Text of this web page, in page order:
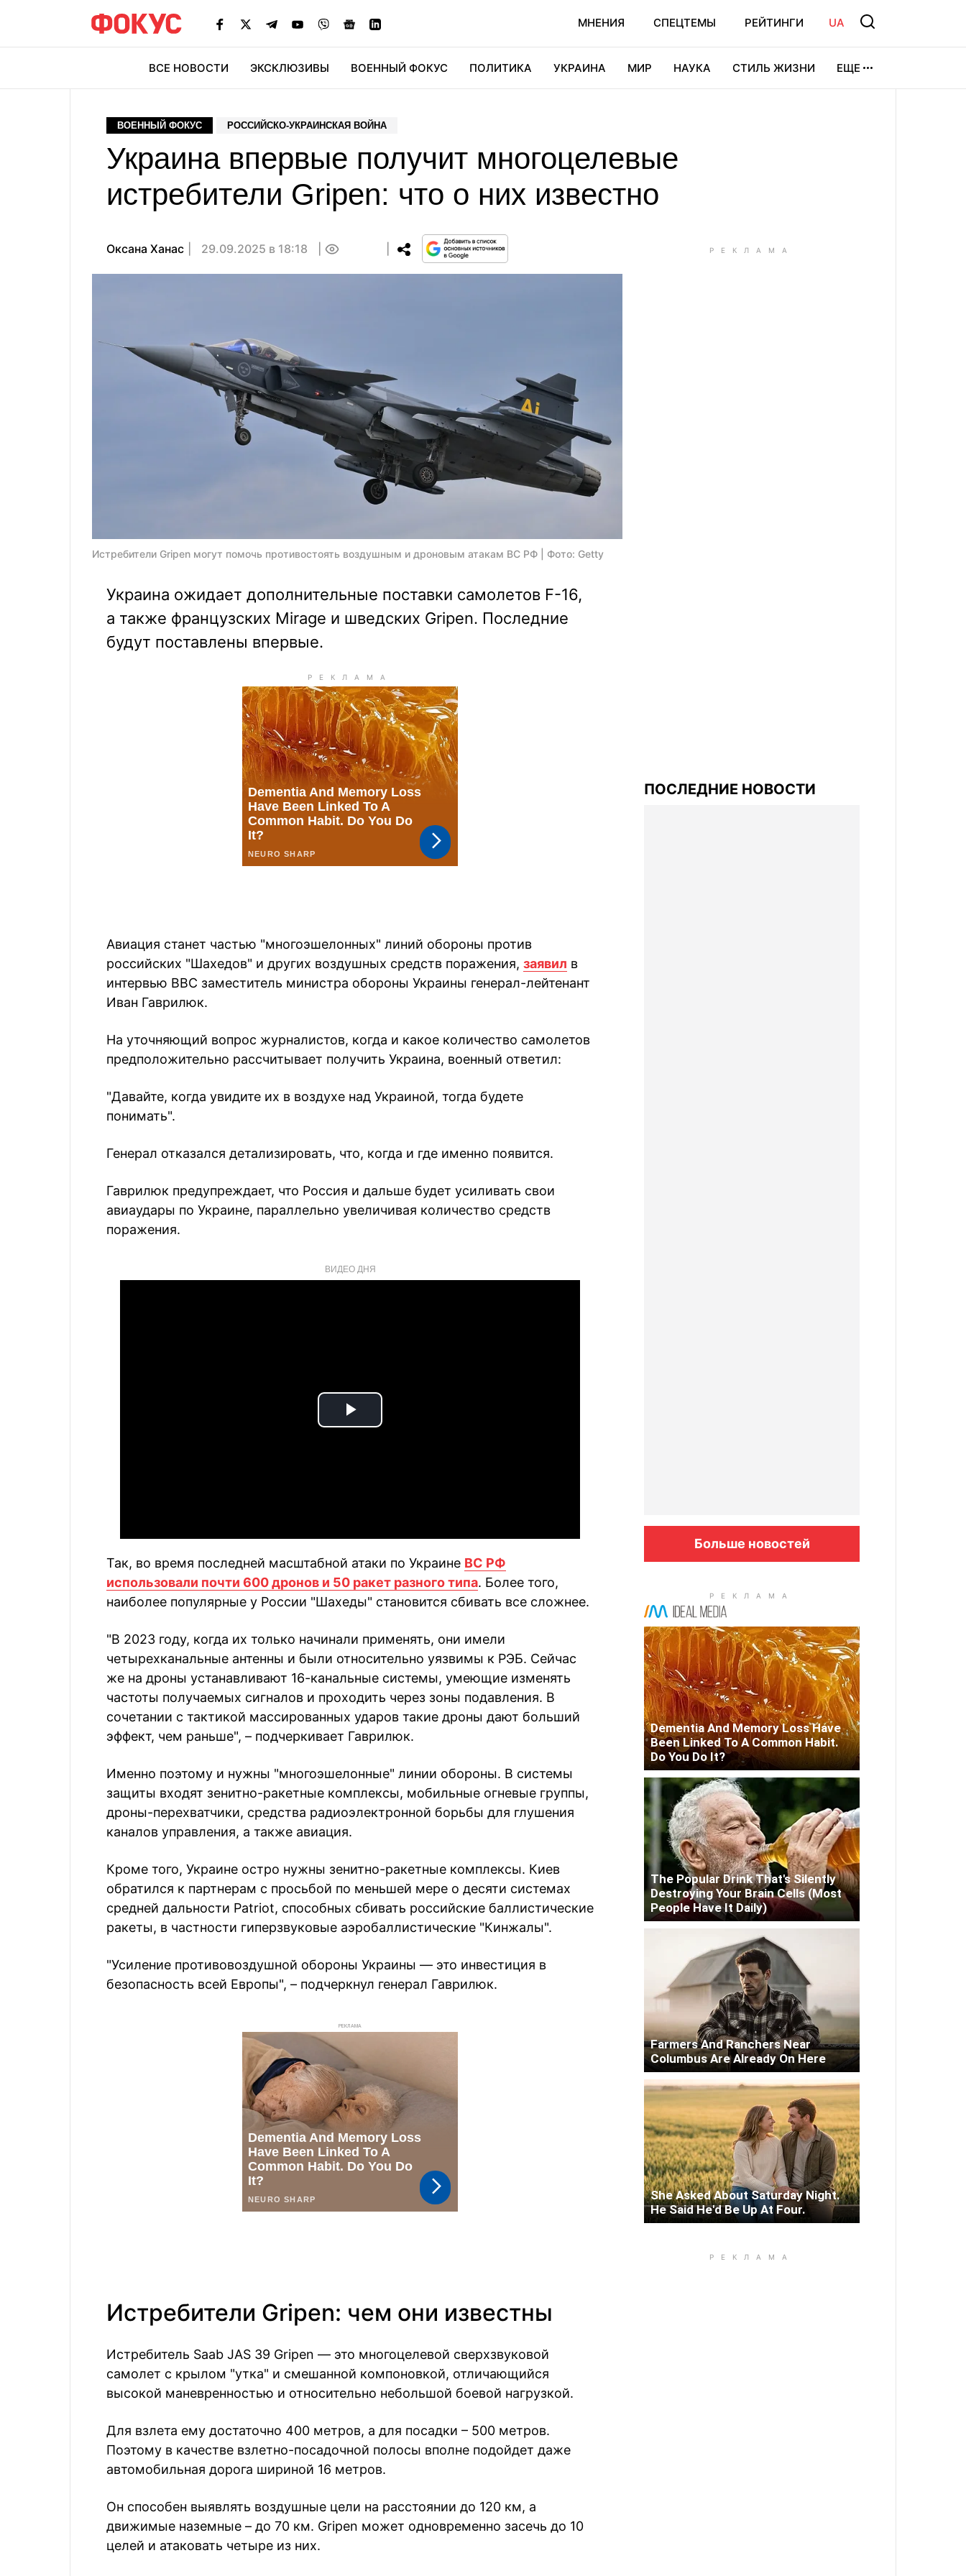
МНЕНИЯ СПЕЦТЕМЫ РЕЙТИНГИ UA
ВСЕ НОВОСТИ ЭКСКЛЮЗИВЫ ВОЕННЫЙ ФОКУС ПОЛИТИКА УКРАИНА МИР НАУКА СТИЛЬ ЖИЗНИ ЕЩЕ
ВОЕННЫЙ ФОКУС РОССИЙСКО-УКРАИНСКАЯ ВОЙНА
Украина впервые получит многоцелевые
истребители Gripen: что о них известно
Оксана Ханас 29.09.2025 в 18:18
Истребители Gripen могут помочь противостоять воздушным и дроновым атакам ВС РФ | Фото: Getty
Украина ожидает дополнительные поставки самолетов F-16,
а также французских Mirage и шведских Gripen. Последние
будут поставлены впервые.
Авиация станет частью "многоэшелонных" линий обороны против
российских "Шахедов" и других воздушных средств поражения, заявил в
интервью ВВС заместитель министра обороны Украины генерал-лейтенант
Иван Гаврилюк.
На уточняющий вопрос журналистов, когда и какое количество самолетов
предположительно рассчитывает получить Украина, военный ответил:
"Давайте, когда увидите их в воздухе над Украиной, тогда будете
понимать".
Генерал отказался детализировать, что, когда и где именно появится.
Гаврилюк предупреждает, что Россия и дальше будет усиливать свои
авиаудары по Украине, параллельно увеличивая количество средств
поражения.
ВИДЕО ДНЯ
Play
Так, во время последней масштабной атаки по Украине ВС РФ
использовали почти 600 дронов и 50 ракет разного типа. Более того,
наиболее популярные у России "Шахеды" становится сбивать все сложнее.
"В 2023 году, когда их только начинали применять, они имели
четырехканальные антенны и были относительно уязвимы к РЭБ. Сейчас
же на дроны устанавливают 16-канальные системы, умеющие изменять
частоты получаемых сигналов и проходить через зоны подавления. В
сочетании с тактикой массированных ударов такие дроны дают больший
эффект, чем раньше", – подчеркивает Гаврилюк.
Именно поэтому и нужны "многоэшелонные" линии обороны. В системы
защиты входят зенитно-ракетные комплексы, мобильные огневые группы,
дроны-перехватчики, средства радиоэлектронной борьбы для глушения
каналов управления, а также авиация.
Кроме того, Украине остро нужны зенитно-ракетные комплексы. Киев
обратился к партнерам с просьбой по меньшей мере о десяти системах
средней дальности Patriot, способных сбивать российские баллистические
ракеты, в частности гиперзвуковые аэробаллистические "Кинжалы".
"Усиление противовоздушной обороны Украины — это инвестиция в
безопасность всей Европы", – подчеркнул генерал Гаврилюк.
РЕКЛАМА
Истребители Gripen: чем они известны
Истребитель Saab JAS 39 Gripen — это многоцелевой сверхзвуковой
самолет с крылом "утка" и смешанной компоновкой, отличающийся
высокой маневренностью и относительно небольшой боевой нагрузкой.
Для взлета ему достаточно 400 метров, а для посадки – 500 метров.
Поэтому в качестве взлетно-посадочной полосы вполне подойдет даже
автомобильная дорога шириной 16 метров.
Он способен выявлять воздушные цели на расстоянии до 120 км, а
движимые наземные – до 70 км. Gripen может одновременно засечь до 10
целей и атаковать четыре из них.
ПОСЛЕДНИЕ НОВОСТИ
Больше новостей